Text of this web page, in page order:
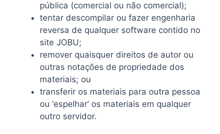
pública (comercial ou não comercial);
tentar descompilar ou fazer engenharia
reversa de qualquer software contido no
site JOBU;
remover quaisquer direitos de autor ou
outras notações de propriedade dos
materiais; ou
transferir os materiais para outra pessoa
ou ‘espelhar’ os materiais em qualquer
outro servidor.